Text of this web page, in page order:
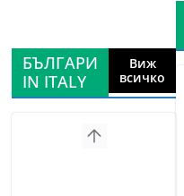
БЪЛГАРИ
IN ITALY
Виж
всичко